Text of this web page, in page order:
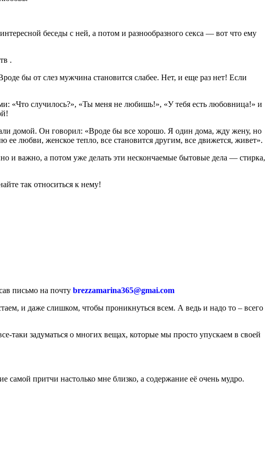
беседы с ней, а потом и разнообразного секса — вот что ему
.
бы от слез мужчина становится слабее. Нет, и еще раз нет! Если
«Что случилось?», «Ты меня не любишь!», «У тебя есть любовница!» и
домой. Он говорил: «Вроде бы все хорошо. Я один дома, жду жену, но
любви, женское тепло, все становится другим, все движется, живет».
и важно, а потом уже делать эти нескончаемые бытовые дела — стирка,
так относиться к нему!
письмо на почту brezzamarina365@gmai.com
и даже слишком, чтобы проникнуться всем. А ведь и надо то – всего
таки задуматься о многих вещах, которые мы просто упускаем в своей
притчи настолько мне близко, а содержание её очень мудро.